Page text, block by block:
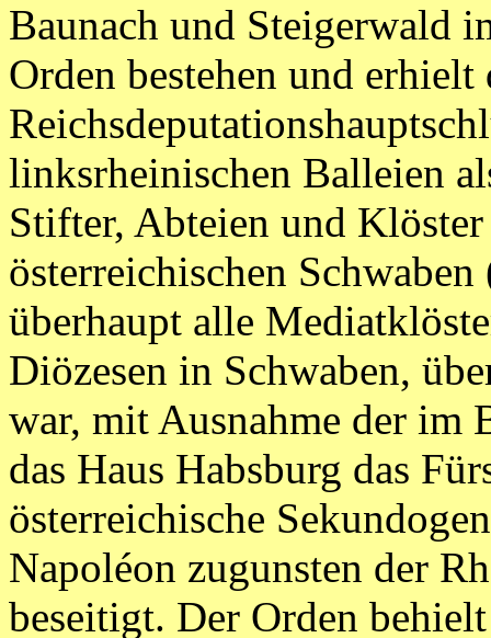
Baunach und Steigerwald
Orden bestehen und erhielt
linksrheinischen Balleien
Stifter, Abteien und
österreichischen
überhaupt alle
Diözesen in Schwaben,
war, mit Ausnahme der im
das Haus Habsburg das
österreichische
Napoléon zugunsten der
beseitigt. Der Orden